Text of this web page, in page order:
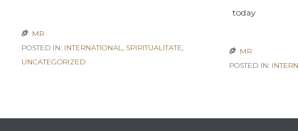
 MR
POSTED IN: INTERNATIONAL, SPIRITUALITATE,
UNCATEGORIZED
today
 MR
POSTED IN: